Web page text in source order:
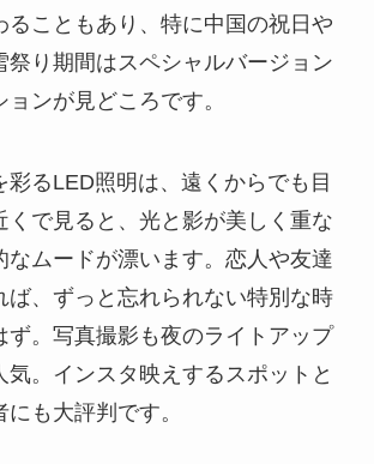
ることもあり、特に中国の祝日や
祭り期間はスペシャルバージョン
ンが見どころです。
彩るLED照明は、遠くからでも目
くで見ると、光と影が美しく重な
なムードが漂います。恋人や友達
ば、ずっと忘れられない特別な時
ず。写真撮影も夜のライトアップ
気。インスタ映えするスポットと
も大評判です。